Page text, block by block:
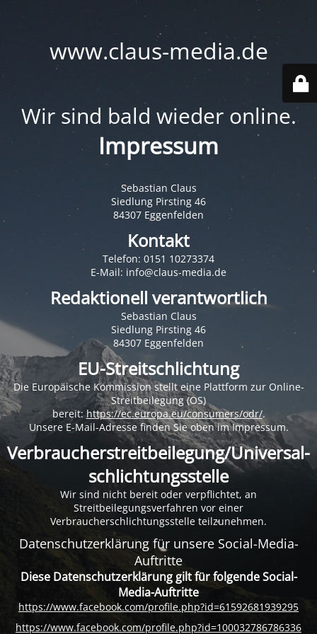
www.claus-media.de
Wir sind bald wieder online.
Impressum
Sebastian Claus
Siedlung Pirsting 46
84307 Eggenfelden
Kontakt
Telefon: 0151 10273374
E-Mail: info@claus-media.de
Redaktionell verantwortlich
Sebastian Claus
Siedlung Pirsting 46
84307 Eggenfelden
EU-Streitschlichtung
Die Europäische Kommission stellt eine Plattform zur Online-
Streitbeilegung (OS)
bereit: https://ec.europa.eu/consumers/odr/.
Unsere E-Mail-Adresse finden Sie oben im Impressum.
Verbraucher­streit­beilegung/Universal­
schlichtungs­stelle
Wir sind nicht bereit oder verpflichtet, an
Streitbeilegungsverfahren vor einer
Verbraucherschlichtungsstelle teilzunehmen.
Datenschutzerklärung für unsere Social-Media-
Auftritte
Diese Datenschutzerklärung gilt für folgende Social-
Media-Auftritte
https://www.facebook.com/profile.php?id=61592681939295
https://www.facebook.com/profile.php?id=100032786786336